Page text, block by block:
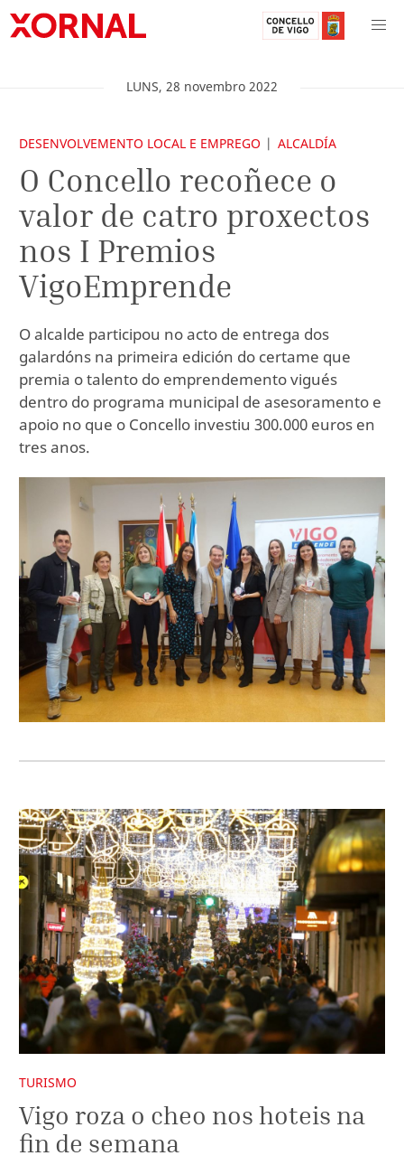
LUNS, 28 novembro 2022
DESENVOLVEMENTO LOCAL E EMPREGO ALCALDÍA
O Concello recoñece o
valor de catro proxectos
nos I Premios
VigoEmprende
O alcalde participou no acto de entrega dos
galardóns na primeira edición do certame que
premia o talento do emprendemento vigués
dentro do programa municipal de asesoramento e
apoio no que o Concello investiu 300.000 euros en
tres anos.
TURISMO
Vigo roza o cheo nos hoteis na
fin de semana